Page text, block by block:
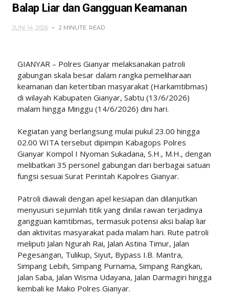
Balap Liar dan Gangguan Keamanan
JUNI 14, 2026 2 MINUTE READ
GIANYAR – Polres Gianyar melaksanakan patroli
gabungan skala besar dalam rangka pemeliharaan
keamanan dan ketertiban masyarakat (Harkamtibmas)
di wilayah Kabupaten Gianyar, Sabtu (13/6/2026)
malam hingga Minggu (14/6/2026) dini hari.
Kegiatan yang berlangsung mulai pukul 23.00 hingga
02.00 WITA tersebut dipimpin Kabagops Polres
Gianyar Kompol I Nyoman Sukadana, S.H., M.H., dengan
melibatkan 35 personel gabungan dari berbagai satuan
fungsi sesuai Surat Perintah Kapolres Gianyar.
Patroli diawali dengan apel kesiapan dan dilanjutkan
menyusuri sejumlah titik yang dinilai rawan terjadinya
gangguan kamtibmas, termasuk potensi aksi balap liar
dan aktivitas masyarakat pada malam hari. Rute patroli
meliputi Jalan Ngurah Rai, Jalan Astina Timur, Jalan
Pegesangan, Tulikup, Siyut, Bypass I.B. Mantra,
Simpang Lebih, Simpang Purnama, Simpang Rangkan,
Jalan Saba, Jalan Wisma Udayana, Jalan Darmagiri hingga
kembali ke Mako Polres Gianyar.